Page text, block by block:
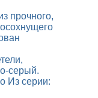
прочного,
серый.
Из серии: